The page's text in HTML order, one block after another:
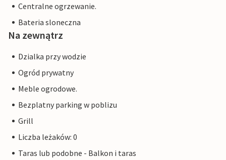
Centralne ogrzewanie.
Bateria sloneczna
Na zewnątrz
Dzialka przy wodzie
Ogród prywatny
Meble ogrodowe.
Bezplatny parking w poblizu
Grill
Liczba leżaków: 0
Taras lub podobne - Balkon i taras